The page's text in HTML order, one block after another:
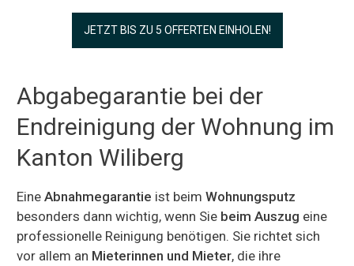
JETZT BIS ZU 5 OFFERTEN EINHOLEN!
Abgabegarantie bei der
Endreinigung der Wohnung im
Kanton Wiliberg
Eine Abnahmegarantie ist beim Wohnungsputz
besonders dann wichtig, wenn Sie beim Auszug eine
professionelle Reinigung benötigen. Sie richtet sich
vor allem an Mieterinnen und Mieter, die ihre